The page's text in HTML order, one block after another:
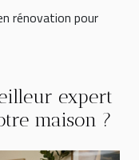
rénovation pour
expert
maison ?